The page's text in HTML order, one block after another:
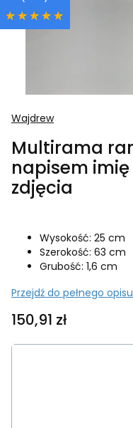
Wajdrew
Multirama
napisem
zdjęcia
Wysokość: 25 cm
Szerokość: 63 cm
Grubość: 1,6 cm
Przejdź do pełnego opisu
Cena
150,91 zł